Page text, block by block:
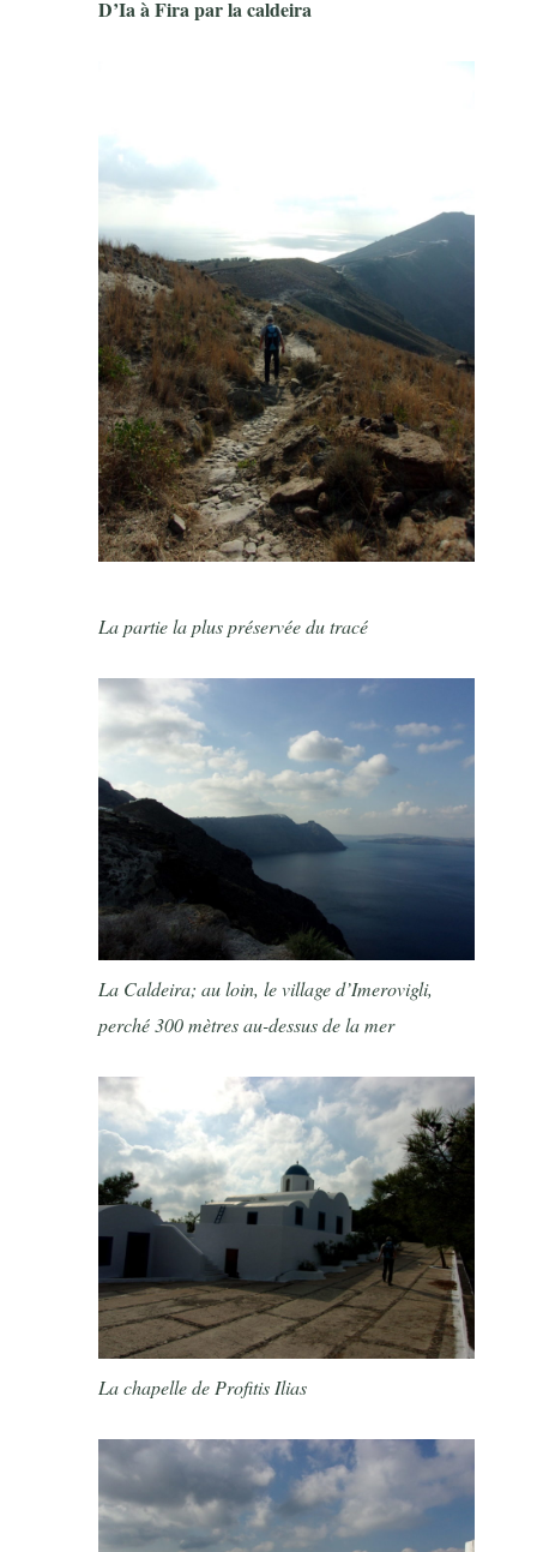
D’Ia à Fira par la caldeira
La partie la plus préservée du tracé
La Caldeira; au loin, le village d’Imerovigli,
perché 300 mètres au-dessus de la mer
La chapelle de Profitis Ilias